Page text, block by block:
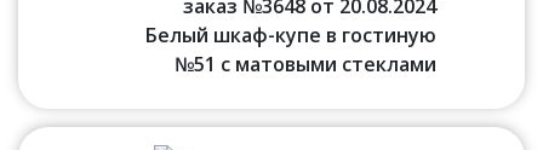
заказ №3648 от 20.08.2024
Белый шкаф-купе в гостиную
№51 с матовыми стеклами